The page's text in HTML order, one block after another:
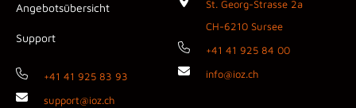
Angebotsübersicht
Support
+41 41 925 83 93
support@ioz.ch
St. Georg-Strasse 2a
CH-6210 Sursee
+41 41 925 84 00
info@ioz.ch